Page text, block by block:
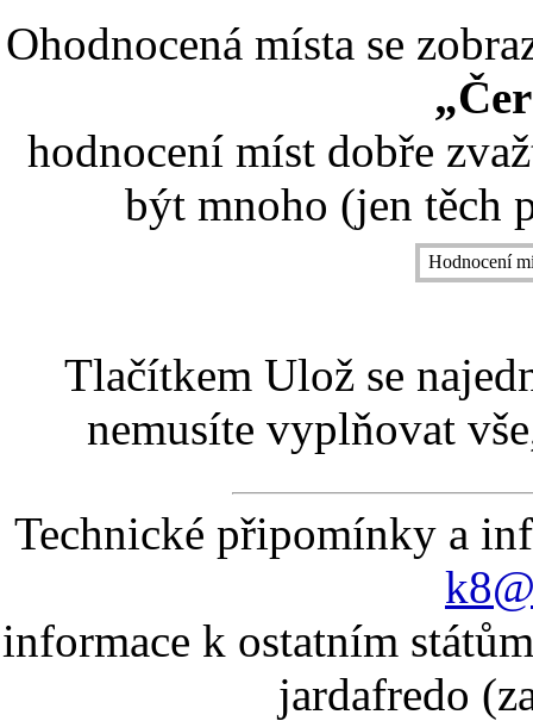
Ohodnocená místa se
hodnocení míst dobře
být mnoho (jen těch
Hodnocení
Tlačítkem Ulož se
nemusíte vyplňovat
Technické připomínky a
informace k ostatním
jardafredo